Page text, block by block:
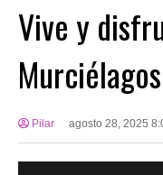
Vive y
Pilar agosto 28, 2025